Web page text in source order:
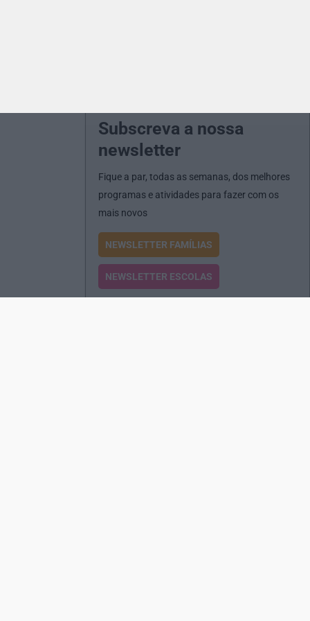
Subscreva a nossa
newsletter
Fique a par, todas as semanas, dos melhores
programas e atividades para fazer com os
mais novos
NEWSLETTER FAMÍLIAS
NEWSLETTER ESCOLAS